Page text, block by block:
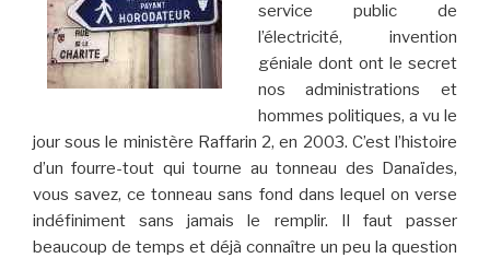
service public de
l’électricité, invention
géniale dont ont le secret
nos administrations et
hommes politiques, a vu le
jour sous le ministère Raffarin 2, en 2003. C’est l’histoire
d’un fourre-tout qui tourne au tonneau des Danaïdes,
vous savez, ce tonneau sans fond dans lequel on verse
indéfiniment sans jamais le remplir. Il faut passer
beaucoup de temps et déjà connaître un peu la question